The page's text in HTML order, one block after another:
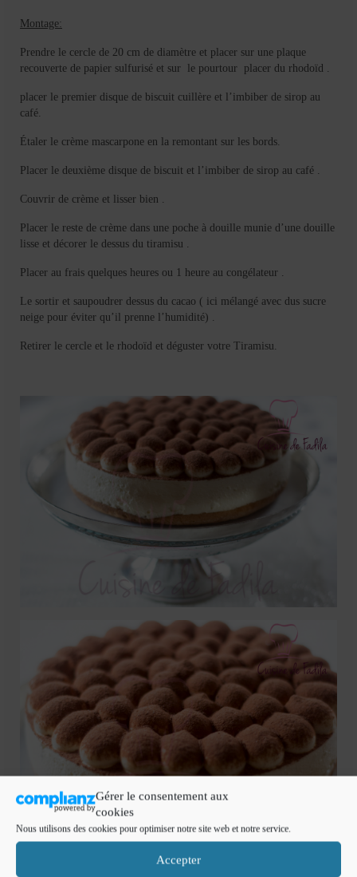
Gérer le consentement aux
cookies
Nous utilisons des cookies pour optimiser notre site web et notre service.
Accepter
Montage:
Prendre le cercle de 20 cm de diamètre et placer sur une plaque
recouverte de papier sulfurisé et sur le pourtour placer du rhodoïd .
placer le premier disque de biscuit cuillère et l’imbiber de sirop au
café.
Étaler le crème mascarpone en la remontant sur les bords.
Placer le deuxième disque de biscuit et l’imbiber de sirop au café .
Couvrir de crème et lisser bien .
Placer le reste de crème dans une poche à douille munie d’une douille
lisse et décorer le dessus du tiramisu .
Placer au frais quelques heures ou 1 heure au congélateur .
Le sortir et saupoudrer dessus du cacao ( ici mélangé avec dus sucre
neige pour éviter qu’il prenne l’humidité) .
Retirer le cercle et le rhodoïd et déguster votre Tiramisu.